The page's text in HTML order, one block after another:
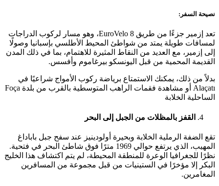
نصيحة السفر:
تعد إزمير جزءًا من طريق EuroVelo 8، وهو مسار لركوب الدراجات
لمسافات طويلة يمتد من شواطئ المحيط الأطلسي بإسبانيا وصولًا
إلى إزمير، مع العديد من النقاط المثيرة للاهتمام، بما في ذلك المدن
القديمة المحمية من قبل اليونسكو بيرغاموم وأفسس.
بدلاً من ذلك، يمكنك الاستمتاع برياضة ركوب الأمواج شراعيًا في
Alaçatı أو مشاهدة فقمات الراهب المتوسطية بالقرب من بلدة Foça
الساحلية الخلابة
القفز بالمظلات من الجبل إلى البحر
تقع الضفة الرملية الخلابة وبحيرة أولودينيز عند سفح جبل باباداغ
المهيب، الذي يرتفع حوالي 1969 مترًا فوق شاطئ البحر في فتحية.
نظرًا للجغرافيا الوعرة للمنطقة المحيطة، لم يتم اكتشاف هذا الخليج
البكر إلا مؤخرًا في الستينيات من قبل مجموعة من المسافرين
المغامرين.